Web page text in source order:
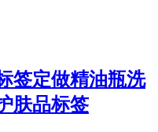
签定做精油瓶洗
肤品标签